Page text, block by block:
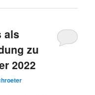
als
zu
2022